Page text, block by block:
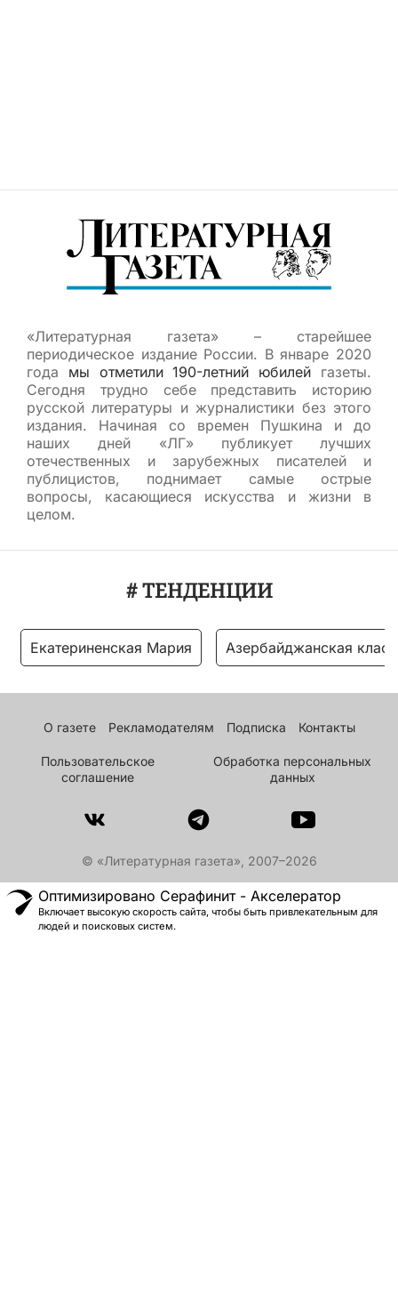
«Литературная газета» – старейшее
периодическое издание России. В январе 2020
года мы отметили 190-летний юбилей газеты.
Сегодня трудно себе представить историю
русской литературы и журналистики без этого
издания. Начиная со времен Пушкина и до
наших дней «ЛГ» публикует лучших
отечественных и зарубежных писателей и
публицистов, поднимает самые острые
вопросы, касающиеся искусства и жизни в
целом.
# ТЕНДЕНЦИИ
Екатериненская Мария Азербайджанская
О газете Рекламодателям Подписка Контакты
Пользовательское
соглашение
Обработка персональных
данных
© «Литературная газета», 2007–2026
Оптимизировано Серафинит - Акселератор
Включает высокую скорость сайта, чтобы быть привлекательным для
людей и поисковых систем.